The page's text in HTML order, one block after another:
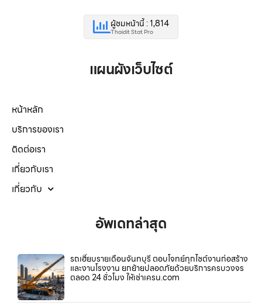
ผู้ชมหน้านี้ : 1,814
Thaidit Stat Pro
แผนผังเว็บไซต์
หน้าหลัก
บริการของเรา
ติดต่อเรา
เกี่ยวกับเรา
เกี่ยวกับ
อัพเดทล่าสุด
รถเฮี๊ยบรายเดือนจันทบุรี ตอบโจทย์ทุกไซต์งานก่อสร้าง
และงานโรงงาน ยกย้ายปลอดภัยด้วยบริการครบวงจร
ตลอด 24 ชั่วโมง ให้เช่าเครน.com